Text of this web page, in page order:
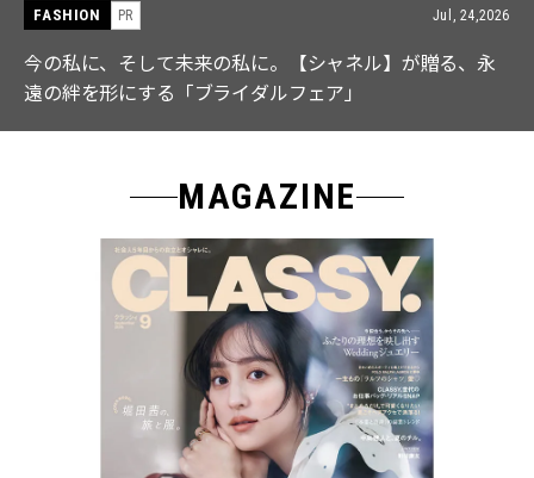
FASHION PR Jul, 15,2026
【ICB】人気インフルエンサーと共同制作! 週5で着たく
なる「名品ブラウス」２選
MAGAZINE